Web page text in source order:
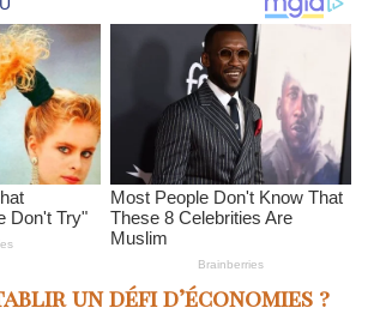
un défi d’économies ?